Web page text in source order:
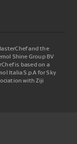
and the
Shine Group BV
is based on a
Italia S.p.A for Sky
with Ziji